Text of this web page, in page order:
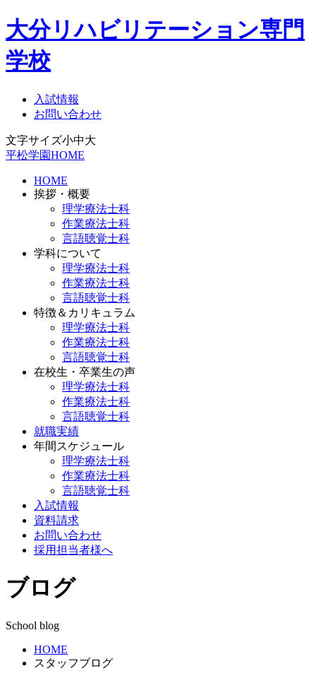
大分リハビリテーション専門
学校
入試情報
お問い合わせ
文字サイズ小中大
平松学園HOME
HOME
挨拶・概要
理学療法士科
作業療法士科
言語聴覚士科
学科について
理学療法士科
作業療法士科
言語聴覚士科
特徴＆カリキュラム
理学療法士科
作業療法士科
言語聴覚士科
在校生・卒業生の声
理学療法士科
作業療法士科
言語聴覚士科
就職実績
年間スケジュール
理学療法士科
作業療法士科
言語聴覚士科
入試情報
資料請求
お問い合わせ
採用担当者様へ
ブログ
School blog
HOME
スタッフブログ